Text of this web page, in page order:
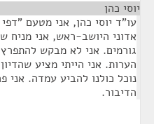
יוסי כהן
עו"ד יוסי כהן, אני מטעם
אדוני היושב-ראש, אני מניח
גורמים. אני לא מבקש
הערות. אני הייתי מציע
נוכל כולנו להביע עמדה.
הדיבור.